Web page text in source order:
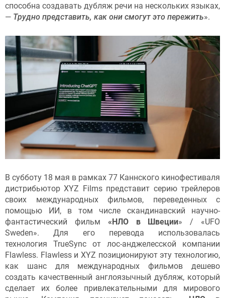
способна создавать дубляж речи на нескольких языках,
— Трудно представить, как они смогут это пережить».
В субботу 18 мая в рамках 77 Каннского кинофестиваля
дистрибьютор XYZ Films представит серию трейлеров
своих международных фильмов, переведенных с
помощью ИИ, в том числе скандинавский научно-
фантастический фильм «НЛО в Швеции» / «UFO
Sweden». Для его перевода использовалась
технология TrueSync от лос-анджелесской компании
Flawless. Flawless и XYZ позиционируют эту технологию,
как шанс для международных фильмов дешево
создать качественный англоязычный дубляж, который
сделает их более привлекательными для мирового